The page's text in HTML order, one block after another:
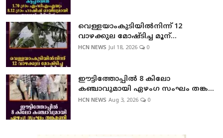
വെള്ളയാംകുടിയില്‍നിന്ന് 12
വാഴക്കുല മോഷ്ടിച്ച മൂന്...
HCN NEWS Jul 18, 2026 0
ഈട്ടിത്തോപ്പില്‍ 8 കിലോ
കഞ്ചാവുമായി ഏഴംഗ സംഘം തങ്ക...
HCN NEWS Aug 3, 2026 0